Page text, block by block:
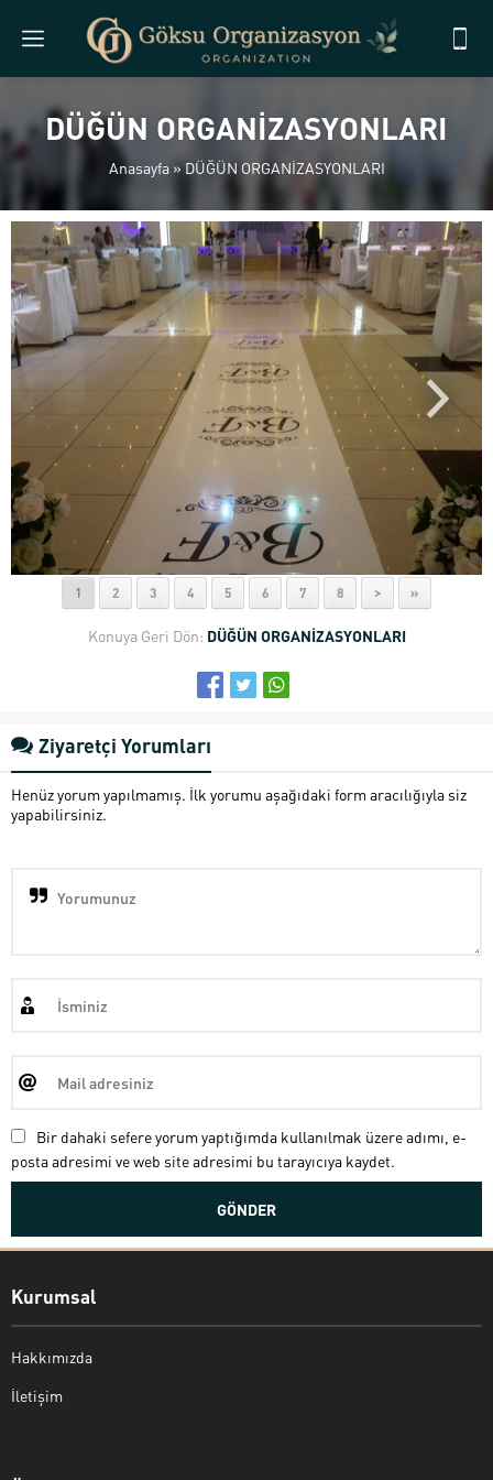
DÜĞÜN ORGANİZASYONLARI
Anasayfa»DÜĞÜN ORGANİZASYONLARI
1 2 3 4 5 6 7 8 > »
Konuya Geri Dön: DÜĞÜN ORGANİZASYONLARI
Ziyaretçi Yorumları
Henüz yorum yapılmamış. İlk yorumu aşağıdaki form aracılığıyla siz
yapabilirsiniz.
Bir dahaki sefere yorum yaptığımda kullanılmak üzere adımı, e-
posta adresimi ve web site adresimi bu tarayıcıya kaydet.
Kurumsal
Hakkımızda
İletişim